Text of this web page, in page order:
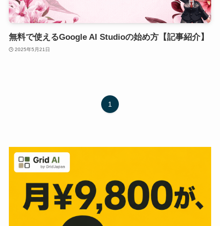
無料で使えるGoogle AI Studioの始め方【記事紹介】
2025年5月21日
1